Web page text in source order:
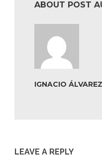
ABOUT POST
IGNACIO ÁLVAREZ
LEAVE A REPLY